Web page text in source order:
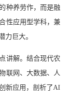
种养劳作，而是融
性应用型学科，兼
力巨大。
讲解。结合现代农
联网、大数据、人
新应用，剖析了AI